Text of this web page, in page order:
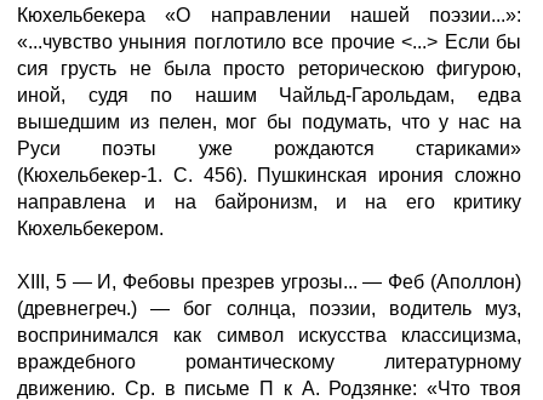
Кюхельбекера «О направлении нашей поэзии...»:
«...чувство уныния поглотило все прочие <...> Если бы
сия грусть не была просто реторическою фигурою,
иной, судя по нашим Чайльд-Гарольдам, едва
вышедшим из пелен, мог бы подумать, что у нас на
Руси поэты уже рождаются стариками»
(Кюхельбекер-1. С. 456). Пушкинская ирония сложно
направлена и на байронизм, и на его критику
Кюхельбекером.
XIII, 5 — И, Фебовы презрев угрозы... — Феб (Аполлон)
(древнегреч.) — бог солнца, поэзии, водитель муз,
воспринимался как символ искусства классицизма,
враждебного романтическому литературному
движению. Ср. в письме П к А. Родзянке: «Что твоя